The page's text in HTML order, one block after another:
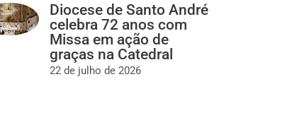
Diocese de Santo André
celebra 72 anos com
Missa em ação de
graças na Catedral
22 de julho de 2026